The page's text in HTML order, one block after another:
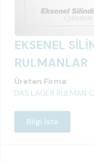
EKSENEL
RULMANLAR
Üreten Firma:
DAS LAGER RULMAN
Bilgi İste